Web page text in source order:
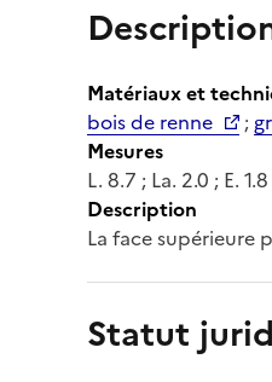
Matériaux et
bois de renne
;
Mesures
L. 8.7 ; La. 2.0 ; E. 1.8
Description
La face supérieure
Statut